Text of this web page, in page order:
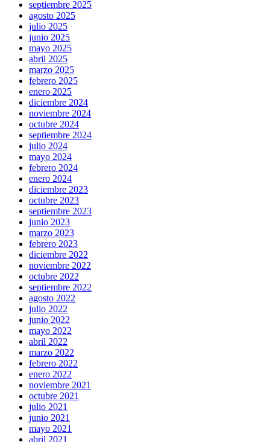
septiembre 2025
agosto 2025
julio 2025
junio 2025
mayo 2025
abril 2025
marzo 2025
febrero 2025
enero 2025
diciembre 2024
noviembre 2024
octubre 2024
septiembre 2024
julio 2024
mayo 2024
febrero 2024
enero 2024
diciembre 2023
octubre 2023
septiembre 2023
junio 2023
marzo 2023
febrero 2023
diciembre 2022
noviembre 2022
octubre 2022
septiembre 2022
agosto 2022
julio 2022
junio 2022
mayo 2022
abril 2022
marzo 2022
febrero 2022
enero 2022
noviembre 2021
octubre 2021
julio 2021
junio 2021
mayo 2021
abril 2021